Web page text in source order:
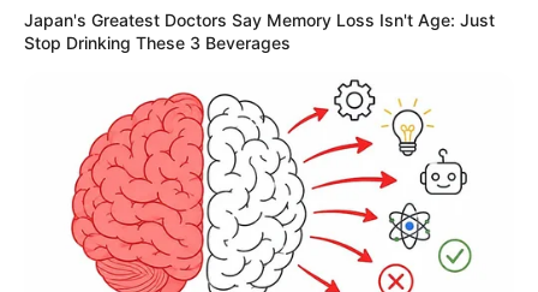
Japan's Greatest Doctors Say Memory Loss Isn't Age: Just
Stop Drinking These 3 Beverages